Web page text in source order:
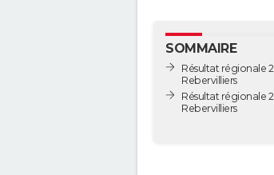
SOMMAIRE
Résultat régionale
Rebervilliers
Résultat régionale
Rebervilliers